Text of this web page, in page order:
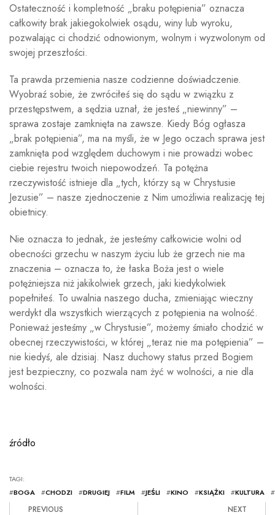
Ostateczność i kompletność „braku potępienia” oznacza
całkowity brak jakiegokolwiek osądu, winy lub wyroku,
pozwalając ci chodzić odnowionym, wolnym i wyzwolonym od
swojej przeszłości.
Ta prawda przemienia nasze codzienne doświadczenie.
Wyobraź sobie, że zwróciłeś się do sądu w związku z
przestępstwem, a sędzia uznał, że jesteś „niewinny” –
sprawa zostaje zamknięta na zawsze. Kiedy Bóg ogłasza
„brak potępienia”, ma na myśli, że w Jego oczach sprawa jest
zamknięta pod względem duchowym i nie prowadzi wobec
ciebie rejestru twoich niepowodzeń. Ta potężna
rzeczywistość istnieje dla „tych, którzy są w Chrystusie
Jezusie” – nasze zjednoczenie z Nim umożliwia realizację tej
obietnicy.
Nie oznacza to jednak, że jesteśmy całkowicie wolni od
obecności grzechu w naszym życiu lub że grzech nie ma
znaczenia – oznacza to, że łaska Boża jest o wiele
potężniejsza niż jakikolwiek grzech, jaki kiedykolwiek
popełniłeś. To uwalnia naszego ducha, zmieniając wieczny
werdykt dla wszystkich wierzących z potępienia na wolność.
Ponieważ jesteśmy „w Chrystusie”, możemy śmiało chodzić w
obecnej rzeczywistości, w której „teraz nie ma potępienia” –
nie kiedyś, ale dzisiaj. Nasz duchowy status przed Bogiem
jest bezpieczny, co pozwala nam żyć w wolności, a nie dla
wolności.
źródło
TAGI:
#BOGA #CHODZI #DRUGIEJ #FILM #JEŚLI #KINO #KSIĄŻKI #KULTURA #
PREVIOUS NEXT